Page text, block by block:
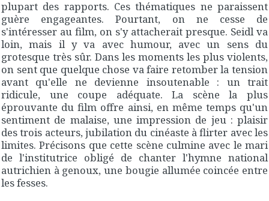
plupart des rapports. Ces thématiques ne paraissent
guère engageantes. Pourtant, on ne cesse de
s'intéresser au film, on s'y attacherait presque. Seidl va
loin, mais il y va avec humour, avec un sens du
grotesque très sûr. Dans les moments les plus violents,
on sent que quelque chose va faire retomber la tension
avant qu'elle ne devienne insoutenable : un trait
ridicule, une coupe adéquate. La scène la plus
éprouvante du film offre ainsi, en même temps qu'un
sentiment de malaise, une impression de jeu : plaisir
des trois acteurs, jubilation du cinéaste à flirter avec les
limites. Précisons que cette scène culmine avec le mari
de l'institutrice obligé de chanter l'hymne national
autrichien à genoux, une bougie allumée coincée entre
les fesses.